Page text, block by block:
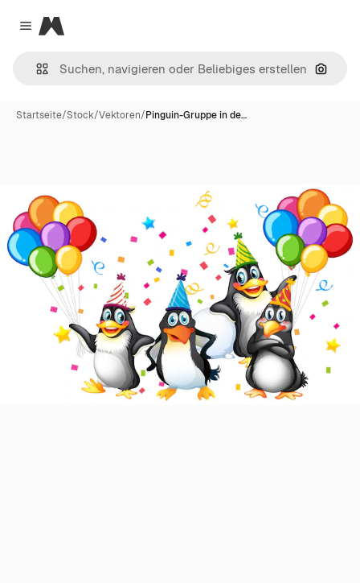
Close menu
Magnific
Nach
Startseite/Stock/Vektoren/Pinguin-Gruppe in de…